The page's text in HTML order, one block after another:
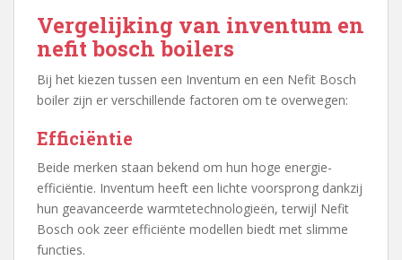
Vergelijking van inventum en
nefit bosch boilers
Bij het kiezen tussen een Inventum en een Nefit Bosch
boiler zijn er verschillende factoren om te overwegen:
Efficiëntie
Beide merken staan bekend om hun hoge energie-
efficiëntie. Inventum heeft een lichte voorsprong dankzij
hun geavanceerde warmtetechnologieën, terwijl Nefit
Bosch ook zeer efficiënte modellen biedt met slimme
functies.